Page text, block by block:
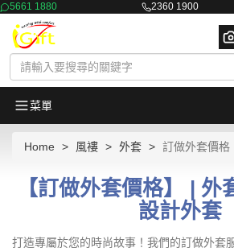
5661 1880 2360 1900
菜單
Home 風褸 外套 訂做外套價格
【訂做外套價格】 | 外
設計外套
打造專屬於您的時尚故事！我們的訂做外套